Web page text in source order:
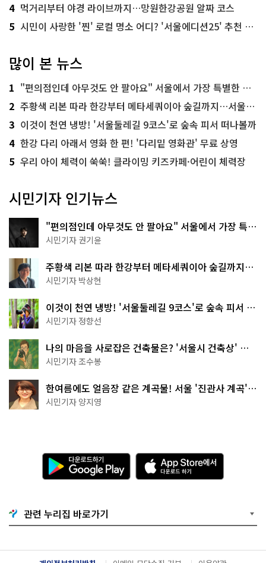
4 먹거리부터 야경 라이브까지…망원한강공원 알짜 코스
5 시민이 사랑한 '찐' 로컬 명소 어디? '서울에디션25' 추천 코스
많이 본 뉴스
1 "편의점인데 아무것도 안 팔아요" 서울에서 가장 특별한 편의점의 정체
2 주황색 리본 따라 한강부터 메타세쿼이아 숲길까지…서울둘레길 15코스
3 이것이 천연 냉방! '서울둘레길 9코스'로 숲속 피서 떠나볼까
4 한강 다리 아래서 영화 한 편! '다리밑 영화관' 무료 상영
5 우리 아이 체력이 쑥쑥! 클라이밍 키즈카페·어린이 체력장
시민기자 인기뉴스
"편의점인데 아무것도 안 팔아요" 서울에서 가장 특별
한 편의점의 정체
시민기자 권기윤
주황색 리본 따라 한강부터 메타세쿼이아 숲길까지…
서울둘레길 15코스
시민기자 박상현
이것이 천연 냉방! '서울둘레길 9코스'로 숲속 피서 떠
나볼까
시민기자 정향선
나의 마음을 사로잡은 건축물은? '서울시 건축상' 수
상작 공개!
시민기자 조수봉
한여름에도 얼음장 같은 계곡물! 서울 '진관사 계곡'이
천국이네~
시민기자 양지영
다
운
로
기
G
o
g
l
A
p
p
e
서
다
관련 누리집 바로가기